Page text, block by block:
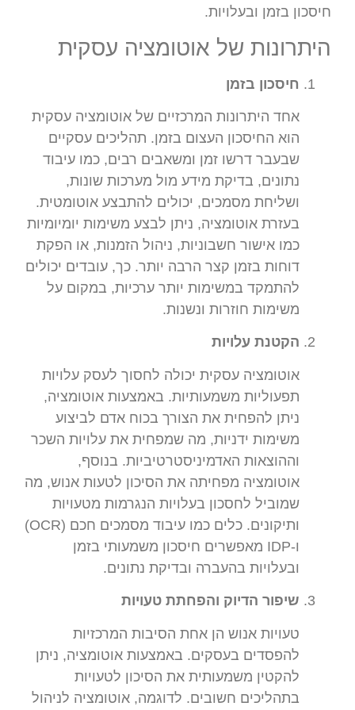
חיסכון בזמן ובעלויות.
היתרונות של אוטומציה עסקית
חיסכון בזמן
אחד היתרונות המרכזיים של אוטומציה עסקית
הוא החיסכון העצום בזמן. תהליכים עסקיים
שבעבר דרשו זמן ומשאבים רבים, כמו עיבוד
נתונים, בדיקת מידע מול מערכות שונות,
ושליחת מסמכים, יכולים להתבצע אוטומטית.
בעזרת אוטומציה, ניתן לבצע משימות יומיומיות
כמו אישור חשבוניות, ניהול הזמנות, או הפקת
דוחות בזמן קצר הרבה יותר. כך, עובדים יכולים
להתמקד במשימות יותר ערכיות, במקום על
משימות חוזרות ונשנות.
הקטנת עלויות
אוטומציה עסקית יכולה לחסוך לעסק עלויות
תפעוליות משמעותיות. באמצעות אוטומציה,
ניתן להפחית את הצורך בכוח אדם לביצוע
משימות ידניות, מה שמפחית את עלויות השכר
וההוצאות האדמיניסטרטיביות. בנוסף,
אוטומציה מפחיתה את הסיכון לטעות אנוש, מה
שמוביל לחסכון בעלויות הנגרמות מטעויות
ותיקונים. כלים כמו עיבוד מסמכים חכם (OCR)
ו-IDP מאפשרים חיסכון משמעותי בזמן
ובעלויות בהעברה ובדיקת נתונים.
שיפור הדיוק והפחתת טעויות
טעויות אנוש הן אחת הסיבות המרכזיות
להפסדים בעסקים. באמצעות אוטומציה, ניתן
להקטין משמעותית את הסיכון לטעויות
בתהליכים חשובים. לדוגמה, אוטומציה לניהול